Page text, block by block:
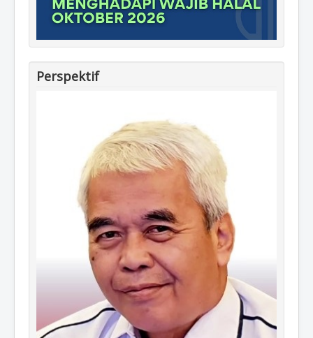
Perspektif